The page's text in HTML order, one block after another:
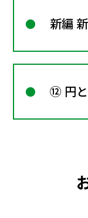
新編
⑫ 円と